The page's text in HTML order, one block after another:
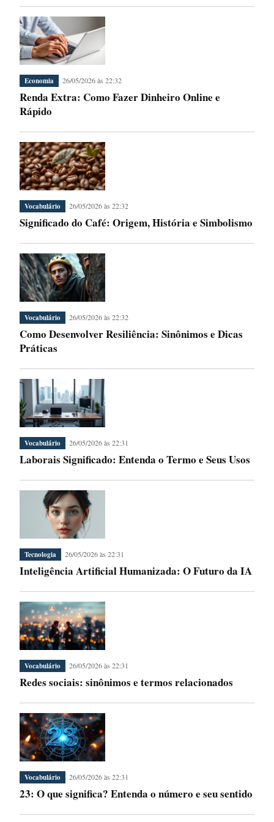
Economia 26/05/2026 às 22:32
Renda Extra: Como Fazer Dinheiro Online e
Rápido
Vocabulário 26/05/2026 às 22:32
Significado do Café: Origem, História e Simbolismo
Vocabulário 26/05/2026 às 22:32
Como Desenvolver Resiliência: Sinônimos e Dicas
Práticas
Vocabulário 26/05/2026 às 22:31
Laborais Significado: Entenda o Termo e Seus Usos
Tecnologia 26/05/2026 às 22:31
Inteligência Artificial Humanizada: O Futuro da IA
Vocabulário 26/05/2026 às 22:31
Redes sociais: sinônimos e termos relacionados
Vocabulário 26/05/2026 às 22:31
23: O que significa? Entenda o número e seu sentido